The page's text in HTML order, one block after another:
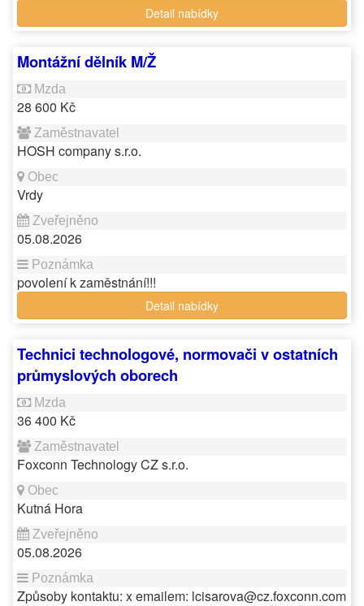
Detail nabídky
Montážní dělník M/Ž
28 600 Kč
HOSH company s.r.o.
Vrdy
05.08.2026
povolení k zaměstnání!!!
Detail nabídky
Technici technologové, normovači v ostatních
průmyslových oborech
36 400 Kč
Foxconn Technology CZ s.r.o.
Kutná Hora
05.08.2026
Způsoby kontaktu: x emailem: lcisarova@cz.foxconn.com